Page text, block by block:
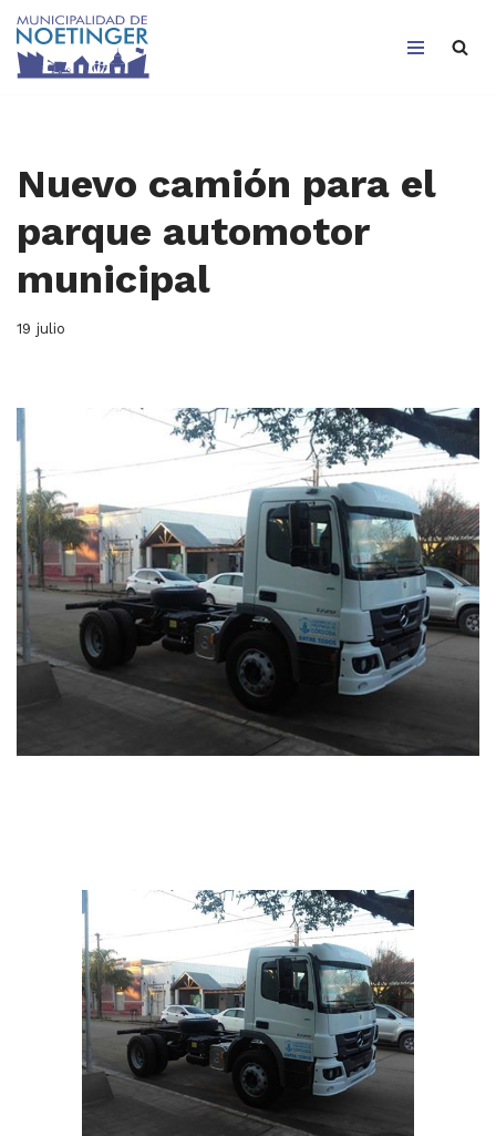
Saltar
Nuevo camión para el
parque automotor
municipal
19 julio